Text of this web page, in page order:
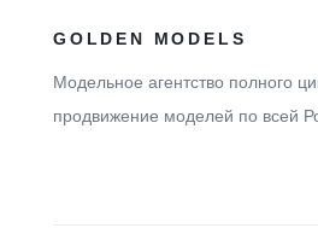
GOLDEN MODELS
Модельное агентство полного
продвижение моделей по всей